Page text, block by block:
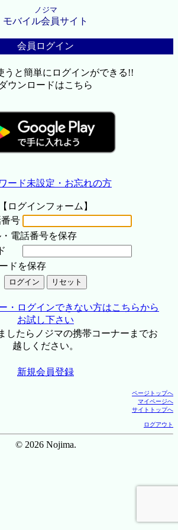
ノジマ
モバイル会員サイト
会員ログイン
うと簡単にログインができる!!
ダウンロードはこちら
ード未設定・お忘れの方
【ログインフォーム】
号
・電話番号を保存
ドを保存
・ログインできない方はこちらから
お試し下さい
したらノジマの携帯コーナーまでお
越しください。
新規会員登録
ページトップへ
マイページへ
サイトトップへ
ログアウト
© 2026 Nojima.